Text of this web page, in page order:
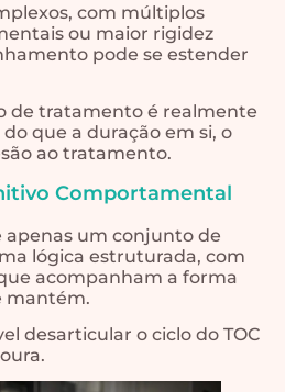
com múltiplos
ou maior rigidez
pode se estender
de tratamento é realmente
que a duração em si, o
ao tratamento.
Comportamental
apenas um conjunto de
lógica estruturada, com
acompanham a forma
mantém.
desarticular o ciclo do TOC